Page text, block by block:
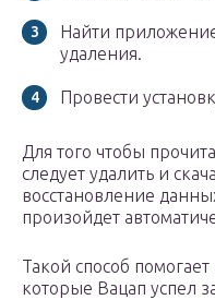
Найти
удаления.
Провести
Для того чтобы
следует удалить и
восстановление
произойдет
Такой способ
которые Вацап успел